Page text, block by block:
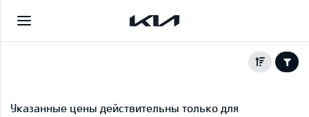
Указанные цены действительны только для